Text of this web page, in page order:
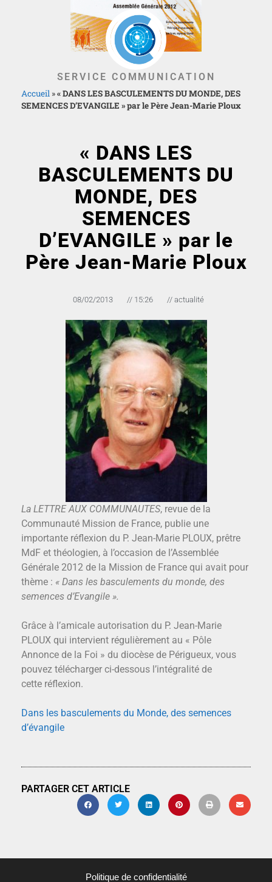
SERVICE COMMUNICATION
Accueil »« DANS LES BASCULEMENTS DU MONDE, DES
SEMENCES D’EVANGILE » par le Père Jean-Marie Ploux
« DANS LES
BASCULEMENTS DU
MONDE, DES
SEMENCES
D’EVANGILE » par le
Père Jean-Marie Ploux
08/02/2013 // 15:26 // actualité
La LETTRE AUX COMMUNAUTES, revue de la
Communauté Mission de France, publie une
importante réflexion du P. Jean-Marie PLOUX, prêtre
MdF et théologien, à l’occasion de l’Assemblée
Générale 2012 de la Mission de France qui avait pour
thème : « Dans les basculements du monde, des
semences d’Evangile ».
Grâce à l’amicale autorisation du P. Jean-Marie
PLOUX qui intervient régulièrement au « Pôle
Annonce de la Foi » du diocèse de Périgueux, vous
pouvez télécharger ci-dessous l’intégralité de
cette réflexion.
Dans les basculements du Monde, des semences
d’évangile
PARTAGER CET ARTICLE
Politique de confidentialité